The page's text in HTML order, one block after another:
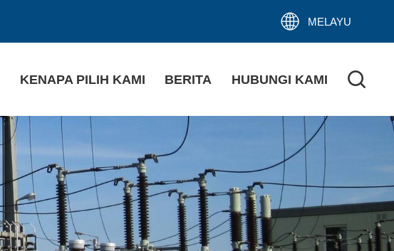
MELAYU
KENAPA PILIH KAMI BERITA HUBUNGI KAMI